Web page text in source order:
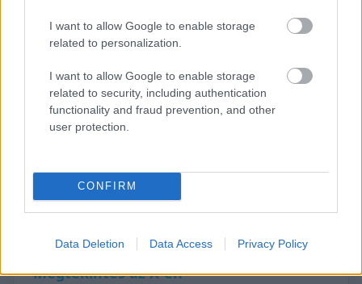
I want to allow Google to enable storage
related to personalization.
I want to allow Google to enable storage
related to security, including authentication
functionality and fraud prevention, and other
user protection.
CONFIRM
Data Deletion Data Access Privacy Policy
around the Cathedral of Speed🔥💥
▶
Megtekintés az X-en